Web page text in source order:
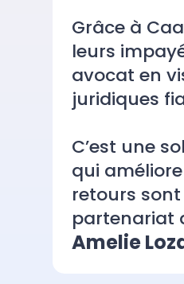
Grâce à
leurs
avocat en
juridiques
C’est une
qui
retours
partenariat
Amelie